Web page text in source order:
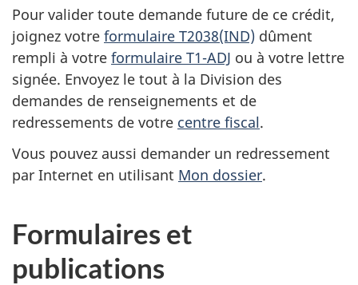
Pour valider toute demande future de ce crédit,
joignez votre formulaire T2038(IND) dûment
rempli à votre formulaire T1-ADJ ou à votre lettre
signée. Envoyez le tout à la Division des
demandes de renseignements et de
redressements de votre centre fiscal.
Vous pouvez aussi demander un redressement
par Internet en utilisant Mon dossier.
Formulaires et
publications